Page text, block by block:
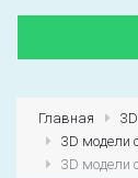
Главная
3D модели
3D модели